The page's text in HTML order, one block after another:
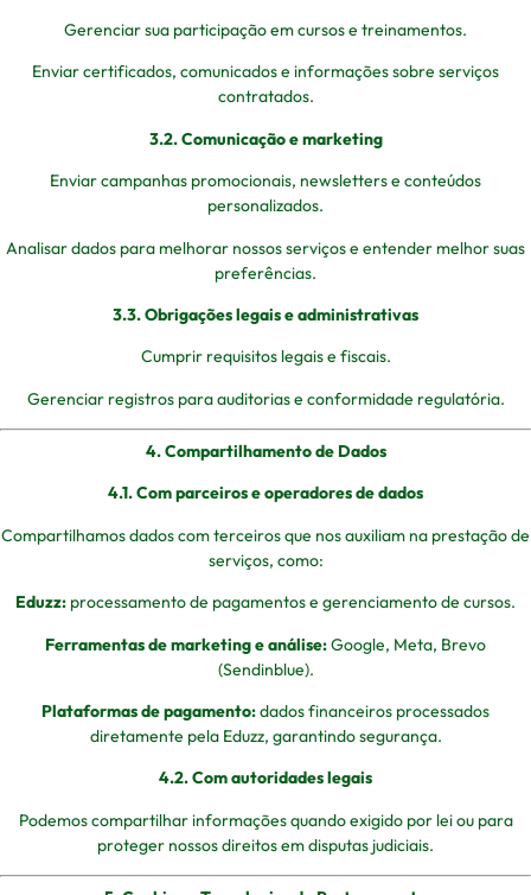
Gerenciar sua participação em cursos e treinamentos.
Enviar certificados, comunicados e informações sobre serviços
contratados.
3.2. Comunicação e marketing
Enviar campanhas promocionais, newsletters e conteúdos
personalizados.
Analisar dados para melhorar nossos serviços e entender melhor suas
preferências.
3.3. Obrigações legais e administrativas
Cumprir requisitos legais e fiscais.
Gerenciar registros para auditorias e conformidade regulatória.
4. Compartilhamento de Dados
4.1. Com parceiros e operadores de dados
Compartilhamos dados com terceiros que nos auxiliam na prestação de
serviços, como:
Eduzz: processamento de pagamentos e gerenciamento de cursos.
Ferramentas de marketing e análise:Google, Meta, Brevo
(Sendinblue).
Plataformas de pagamento:dados financeiros processados
diretamente pela Eduzz, garantindo segurança.
4.2. Com autoridades legais
Podemos compartilhar informações quando exigido por lei ou para
proteger nossos direitos em disputas judiciais.